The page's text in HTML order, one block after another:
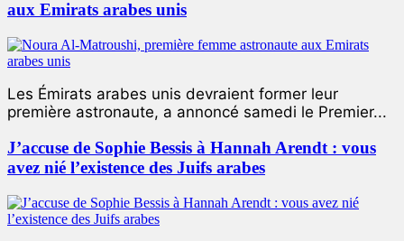
aux Emirats arabes unis
Les Émirats arabes unis devraient former leur
première astronaute, a annoncé samedi le Premier...
J’accuse de Sophie Bessis à Hannah Arendt : vous
avez nié l’existence des Juifs arabes